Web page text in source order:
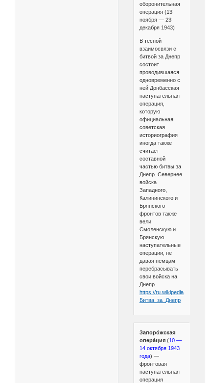
оборонительная
операция (13
ноября — 23
декабря 1943)
В тесной
взаимосвязи с
битвой за Днепр
состоит
проводившаяся
одновременно с
ней Донбасская
наступательная
операция,
которую
официальная
советская
историография
иногда также
считает
составной
частью битвы за
Днепр. Севернее
войска
Западного,
Калининского и
Брянского
фронтов также
вели
Смоленскую и
Брянскую
наступательные
операции, не
давая немцам
перебрасывать
свои войска на
Днепр.
https://ru.wikipedia.org/wiki/
Битва_за_Днепр
Запоро́жская
опера́ция(10 —
14 октября 1943
года) —
фронтовая
наступательная
операция